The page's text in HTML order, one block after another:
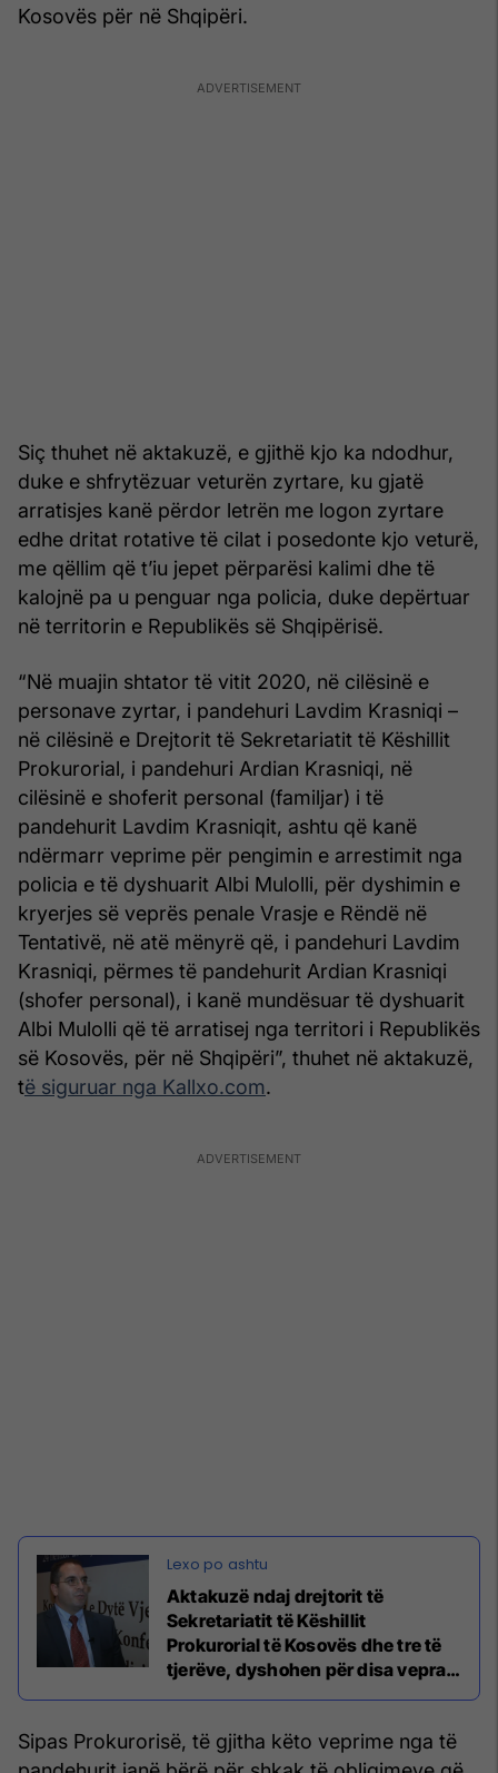
Kosovës për në Shqipëri.
Siç thuhet në aktakuzë, e gjithë kjo ka ndodhur,
duke e shfrytëzuar veturën zyrtare, ku gjatë
arratisjes kanë përdor letrën me logon zyrtare
edhe dritat rotative të cilat i posedonte kjo veturë,
me qëllim që t’iu jepet përparësi kalimi dhe të
kalojnë pa u penguar nga policia, duke depërtuar
në territorin e Republikës së Shqipërisë.
“Në muajin shtator të vitit 2020, në cilësinë e
personave zyrtar, i pandehuri Lavdim Krasniqi –
në cilësinë e Drejtorit të Sekretariatit të Këshillit
Prokurorial, i pandehuri Ardian Krasniqi, në
cilësinë e shoferit personal (familjar) i të
pandehurit Lavdim Krasniqit, ashtu që kanë
ndërmarr veprime për pengimin e arrestimit nga
policia e të dyshuarit Albi Mulolli, për dyshimin e
kryerjes së veprës penale Vrasje e Rëndë në
Tentativë, në atë mënyrë që, i pandehuri Lavdim
Krasniqi, përmes të pandehurit Ardian Krasniqi
(shofer personal), i kanë mundësuar të dyshuarit
Albi Mulolli që të arratisej nga territori i Republikës
së Kosovës, për në Shqipëri”, thuhet në aktakuzë,
të siguruar nga Kallxo.com.
Aktakuzë ndaj drejtorit të
Sekretariatit të Këshillit
Prokurorial të Kosovës dhe tre të
tjerëve, dyshohen për disa vepra
Sipas Prokurorisë, të gjitha këto veprime nga të